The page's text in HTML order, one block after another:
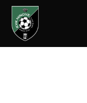
Skip